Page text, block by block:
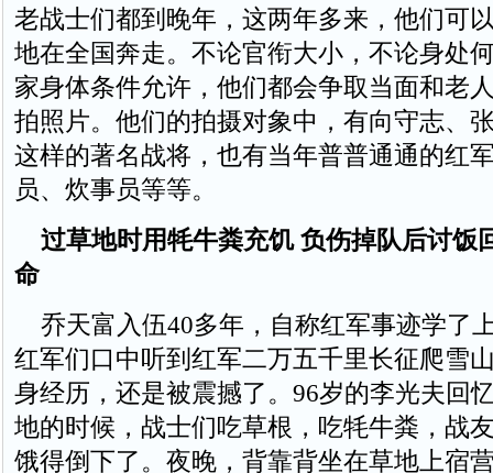
老战士们都到晚年，这两年多来，他们可
地在全国奔走。不论官衔大小，不论身处
家身体条件允许，他们都会争取当面和老
拍照片。他们的拍摄对象中，有向守志、
这样的著名战将，也有当年普普通通的红
员、炊事员等等。
过草地时用牦牛粪充饥 负伤掉队后讨饭
命
乔天富入伍40多年，自称红军事迹学了
红军们口中听到红军二万五千里长征爬雪
身经历，还是被震撼了。96岁的李光夫回
地的时候，战士们吃草根，吃牦牛粪，战
饿得倒下了。夜晚，背靠背坐在草地上宿